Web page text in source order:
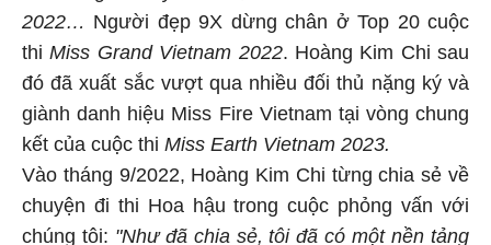
2022…
Người đẹp 9X dừng chân ở Top 20 cuộc
thi Miss Grand Vietnam 2022. Hoàng Kim Chi sau
đó đã xuất sắc vượt qua nhiều đối thủ nặng ký và
giành danh hiệu Miss Fire Vietnam tại vòng chung
kết của cuộc thi Miss Earth Vietnam 2023.
Vào tháng 9/2022, Hoàng Kim Chi từng chia sẻ về
chuyện đi thi Hoa hậu trong cuộc phỏng vấn với
chúng tôi: "Như đã chia sẻ, tôi đã có một nền tảng